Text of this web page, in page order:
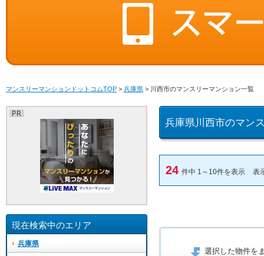
マンスリーマンションドットコムTOP > 兵庫県 > 川西市のマンスリーマンション一覧
兵庫県川西市のマン
24 件中 1～10件を表示 表
選択した物件を
現在検索中のエリア
兵庫県